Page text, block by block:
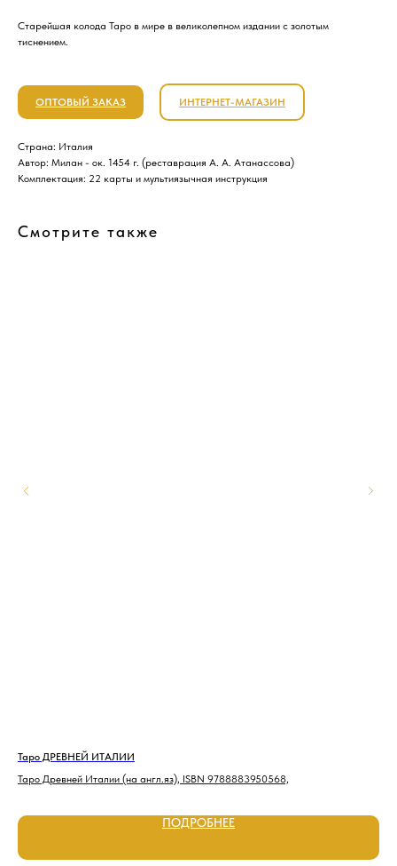
Старейшая колода Таро в мире в великолепном издании с золотым
тиснением.
ОПТОВЫЙ ЗАКАЗ ИНТЕРНЕТ-МАГАЗИН
Страна: Италия
Автор: Милан - ок. 1454 г. (реставрация А. А. Атанассова)
Комплектация: 22 карты и мультиязычная инструкция
Смотрите также
Таро ДРЕВНЕЙ ИТАЛИИ
Таро Древней Италии (на англ.яз), ISBN 9788883950568,
ПОДРОБНЕЕ